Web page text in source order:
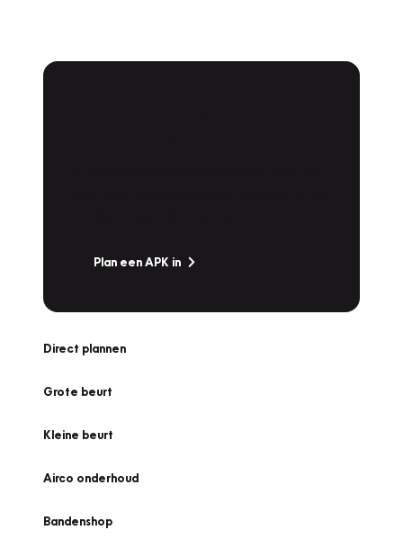
Plan een APK in
Direct plannen
Grote beurt
Kleine beurt
Airco onderhoud
Bandenshop